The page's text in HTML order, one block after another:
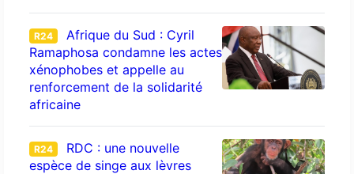
R24
Afrique du Sud : Cyril
Ramaphosa condamne les actes
xénophobes et appelle au
renforcement de la solidarité
africaine
R24
RDC : une nouvelle
espèce de singe aux lèvres